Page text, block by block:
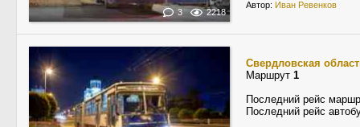
3 2218
Автор: Иван Ревенков
Свердловская
Маршрут 1
Последний рейс
Последний рейс